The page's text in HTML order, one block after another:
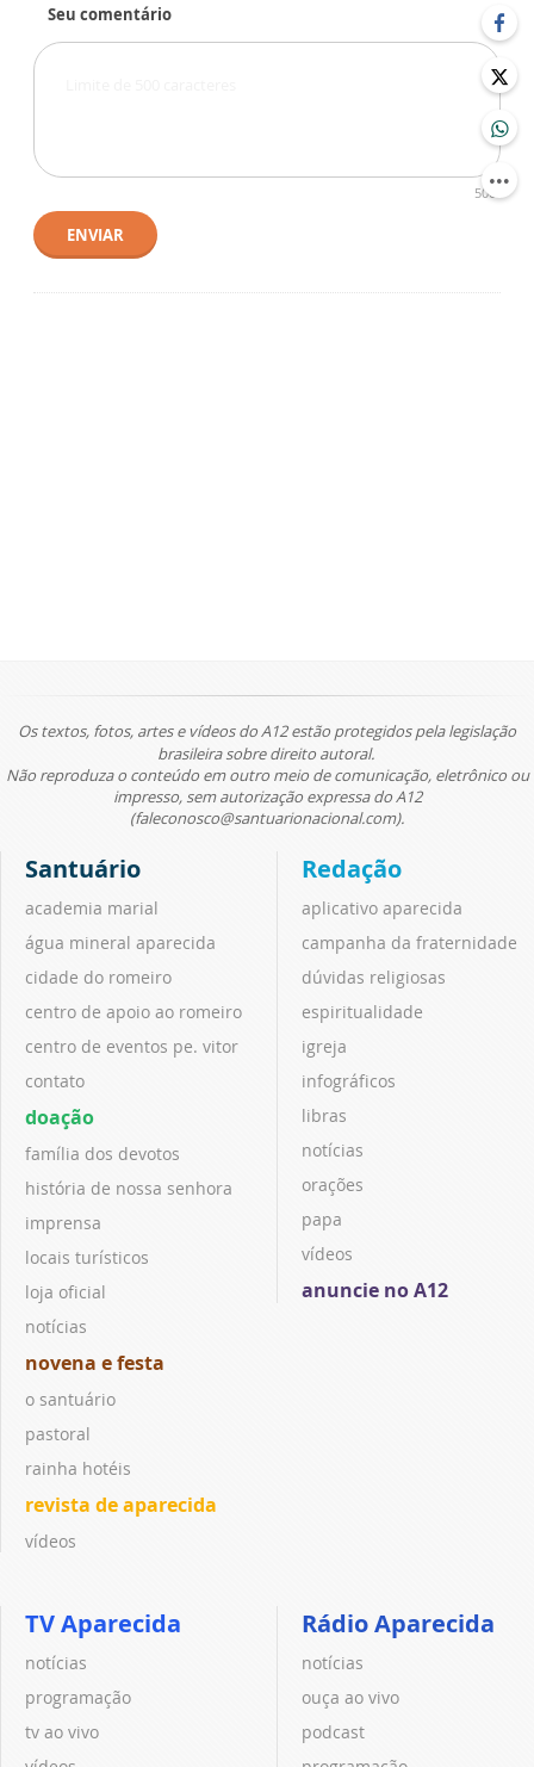
Seu comentário
500
ENVIAR
Os textos, fotos, artes e vídeos do A12 estão protegidos pela legislação
brasileira sobre direito autoral.
Não reproduza o conteúdo em outro meio de comunicação, eletrônico ou
impresso, sem autorização expressa do A12
(faleconosco@santuarionacional.com).
Santuário
academia marial
água mineral aparecida
cidade do romeiro
centro de apoio ao romeiro
centro de eventos pe. vitor
contato
doação
família dos devotos
história de nossa senhora
imprensa
locais turísticos
loja oficial
notícias
novena e festa
o santuário
pastoral
rainha hotéis
revista de aparecida
vídeos
Redação
aplicativo aparecida
campanha da fraternidade
dúvidas religiosas
espiritualidade
igreja
infográficos
libras
notícias
orações
papa
vídeos
anuncie no A12
TV Aparecida
notícias
programação
tv ao vivo
Rádio Aparecida
notícias
ouça ao vivo
podcast